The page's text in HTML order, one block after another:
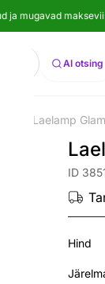
ja mugavad
Otsi AI otsing
Laelamp
ID
Hind